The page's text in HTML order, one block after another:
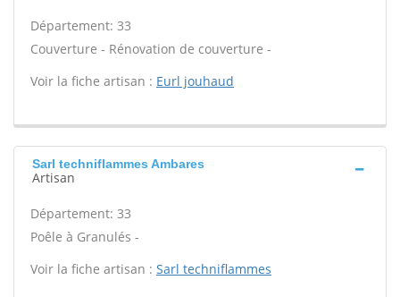
Département: 33
Couverture - Rénovation de couverture -
Voir la fiche artisan : Eurl jouhaud
Sarl techniflammes Ambares
Artisan
Département: 33
Poêle à Granulés -
Voir la fiche artisan : Sarl techniflammes